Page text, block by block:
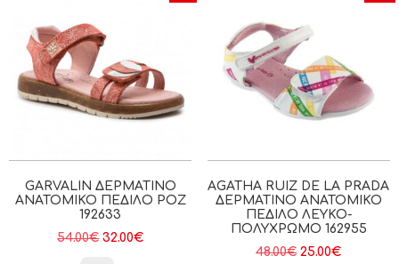
GARVALIN ΔΕΡΜΆΤΙΝΟ
ΑΝΑΤΟΜΙΚΌ ΠΈΔΙΛΟ ΡΟΖ
192633
54.00€ 32.00€
AGATHA RUIZ DE LA PRADA
ΔΕΡΜΆΤΙΝΟ ΑΝΑΤΟΜΙΚΌ
ΠΈΔΙΛΟ ΛΕΥΚΌ-
ΠΟΛΎΧΡΩΜΟ 162955
48.00€ 25.00€